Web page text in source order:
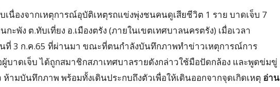
เนื่องจากเหตุการณ์อุบัติเหตุรถแข่งพุ่งชนคนดูเสียชีวิต 1 ราย บาดเจ็บ 7
ะพัง ต.ทับเที่ยง อ.เมืองตรัง (ภายในเขตเทศบาลนครตรัง) เมื่อเวลา
ที่ 3 ก.ค.65 ที่ผ่านมา ขณะที่ตนกำลังบันทึกภาพทำข่าวเหตุการณ์การ
ผู้บาดเจ็บ ได้ถูกสมาชิกสภาเทศบาลรายดังกล่าวใช้มือปัดกล้อง และพูดข่มขู่
ามบันทึกภาพ พร้อมทั้งเดินประกบถึงตัวเพื่อให้เดินออกจากจุดเกิดเหตุ อ่าน